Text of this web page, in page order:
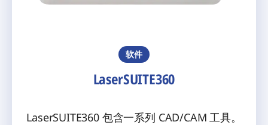
软件
LaserSUITE360
LaserSUITE360 包含一系列 CAD/CAM 工具。